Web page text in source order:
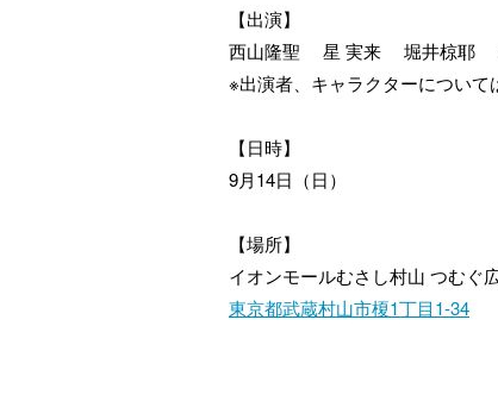
【出演】
西山隆聖 星 実来 堀井椋耶
※出演者、キャラクターについて
【日時】
9月14日（日）
【場所】
イオンモールむさし村山 つむぐ
東京都武蔵村山市榎1丁目1-34